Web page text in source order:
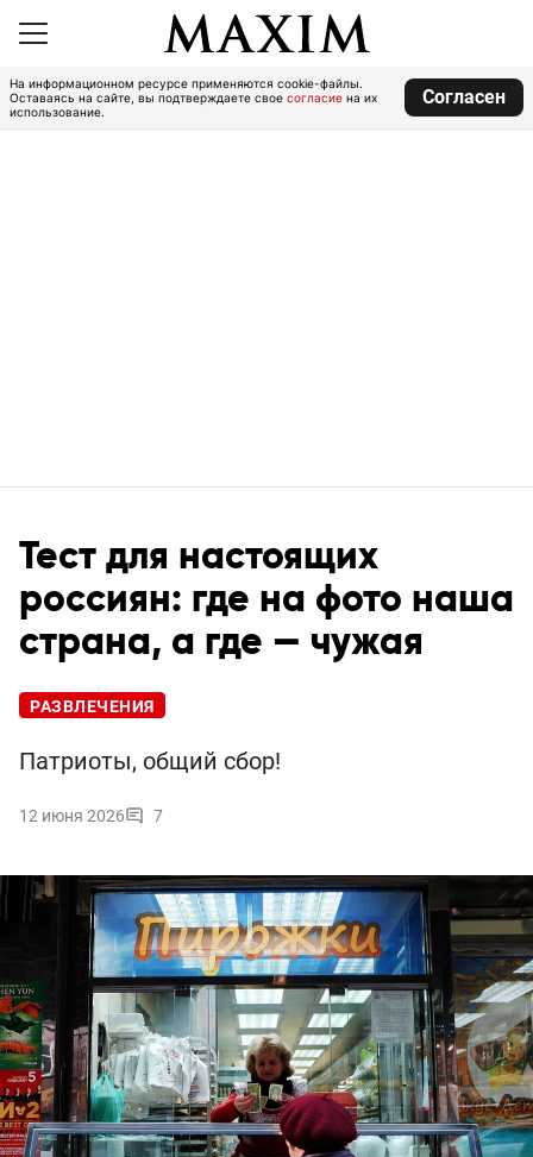
На информационном ресурсе применяются cookie-файлы.
Оставаясь на сайте, вы подтверждаете свое согласие на их
использование.
Согласен
Тест для настоящих
россиян: где на фото наша
страна, а где — чужая
РАЗВЛЕЧЕНИЯ
Патриоты, общий сбор!
12 июня 2026 7